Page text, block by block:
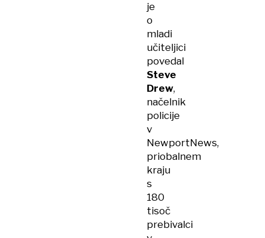
je
o
mladi
učiteljici
povedal
Steve
Drew,
načelnik
policije
v
NewportNews,
priobalnem
kraju
s
180
tisoč
prebivalci